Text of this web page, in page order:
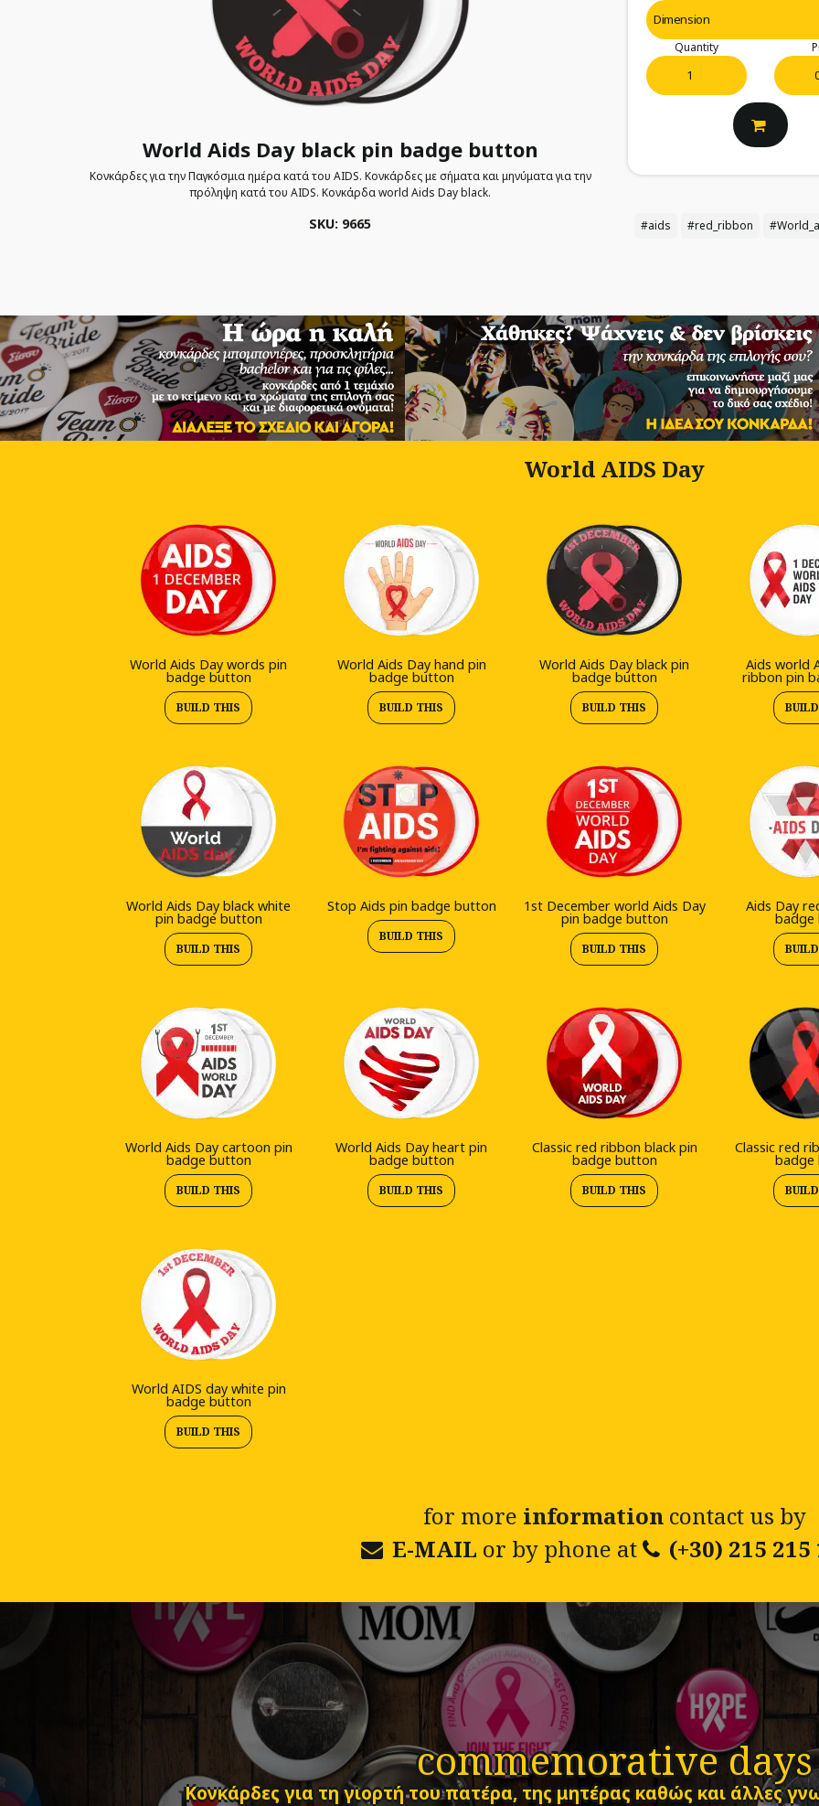
World Aids Day black pin badge button
Κονκάρδες για την Παγκόσμια ημέρα κατά του AIDS. Κονκάρδες με σήματα και μηνύματα για την
πρόληψη κατά του AIDS. Κονκάρδα world Aids Day black.
SKU: 9665
Quantity
#aids #red_ribbon
World AIDS Day
World Aids Day words pin
badge button
BUILD THIS
World Aids Day hand pin
badge button
BUILD THIS
World Aids Day black pin
badge button
BUILD THIS
Aids world
ribbon pin
World Aids Day black white
pin badge button
BUILD THIS
Stop Aids pin badge button
BUILD THIS
1st December world Aids Day
pin badge button
BUILD THIS
Aids Day
badge
World Aids Day cartoon pin
badge button
BUILD THIS
World Aids Day heart pin
badge button
BUILD THIS
Classic red ribbon black pin
badge button
BUILD THIS
Classic red
badge
World AIDS day white pin
badge button
BUILD THIS
for more informationcontact us by
E-MAIL or by phone at (+30) 215 215
commemorative days
Κονκάρδες για τη γιορτή του πατέρα, της μητέρας καθώς και άλλες